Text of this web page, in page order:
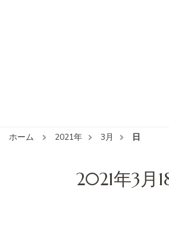
ホーム 2021年 3月 日
2021年3月